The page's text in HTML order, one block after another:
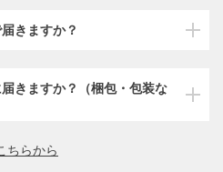
きますか？
きますか？（梱包・包装な
ちらから